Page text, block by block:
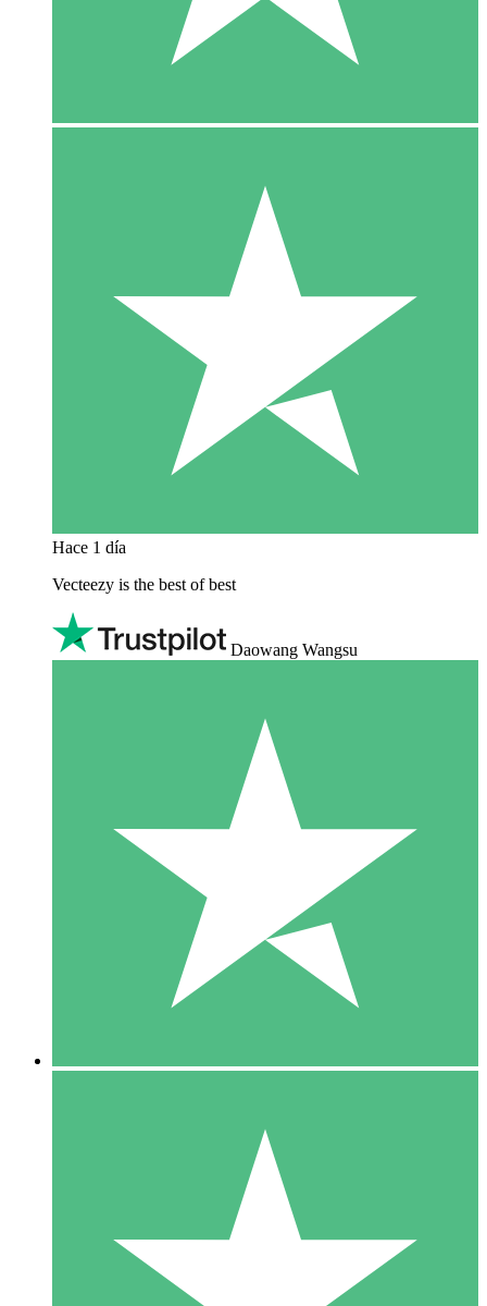
Hace 1 día
Vecteezy is the best of best
Daowang Wangsu